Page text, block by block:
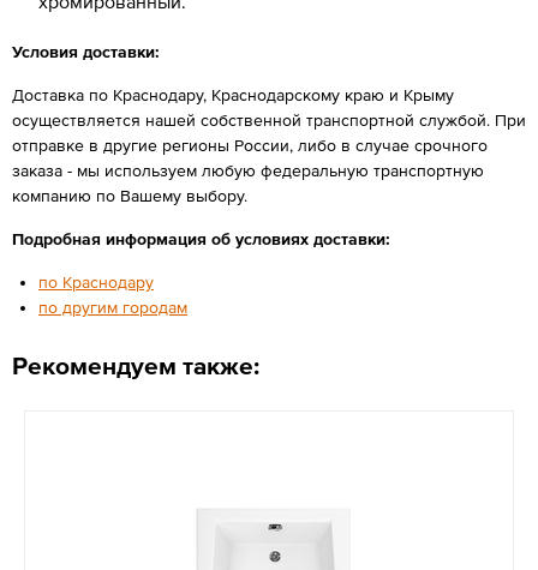
Условия доставки:
Доставка по Краснодару, Краснодарскому краю и Крыму
осуществляется нашей собственной транспортной службой. При
отправке в другие регионы России, либо в случае срочного
заказа - мы используем любую федеральную транспортную
компанию по Вашему выбору.
Подробная информация об условиях доставки:
по Краснодару
по другим городам
Рекомендуем также: